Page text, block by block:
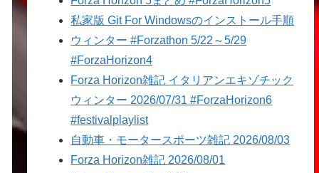
私家版 Git For Windowsのインストール手順
ウィンター #Forzathon 5/22～5/29
#ForzaHorizon4
Forza Horizon雑記 イタリアンエキゾチック
ウィンター 2026/07/31 #ForzaHorizon6
#festivalplaylist
自動車・モータースポーツ雑記 2026/08/03
Forza Horizon雑記 2026/08/01